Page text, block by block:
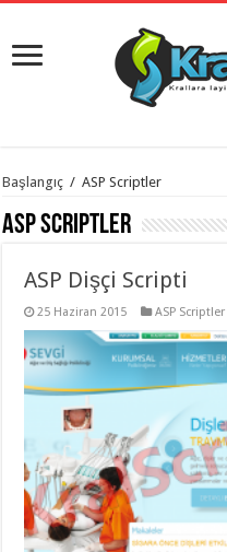
istanbul
evden
eve
organizasyon ,
evden
taşımacılık,
evden
taşımacılık,
taşımacılık ,
evden
taşımacılık,
gaziantep
evden
Başlangıç / ASP Scriptler
ASP Scriptler
ASP Dişçi Scripti
25 Haziran 2015 ASP Scriptler